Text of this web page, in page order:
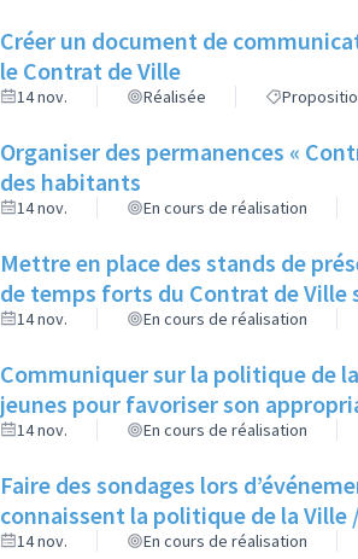
Créer un document de
le Contrat de Ville
14 nov. Réalisée
Organiser des permanences «
des habitants
14 nov. En cours de réalisation
Mettre en place des stands de
de temps forts du Contrat de Ville
14 nov. En cours de réalisation
Communiquer sur la politique de
jeunes pour favoriser son
14 nov. En cours de réalisation
Faire des sondages lors
connaissent la politique de la
14 nov. En cours de réalisation